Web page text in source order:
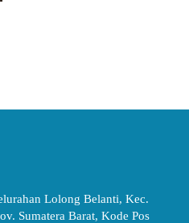
Lolong Belanti, Kec.
Sumatera Barat, Kode Pos